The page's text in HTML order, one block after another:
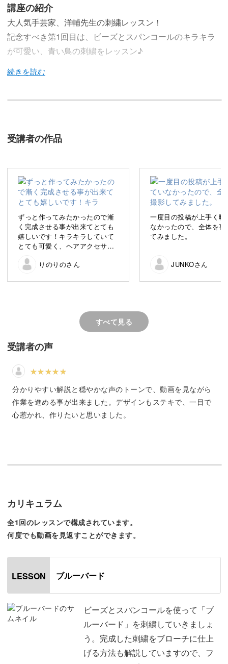
講座の紹介
大人気手芸家、洋輔先生の刺繍レッスン！
記念すべき第1回目は、ビーズとスパンコールのキラキラ
が可愛い、青い鳥の刺繍をレッスン♪
していきます♪
カラフルな動物や植物の刺繍で大人気の洋輔先生による、
楽しみながら刺繍ができるレッスン。
ビーズとスパンコールのキラキラ感が可愛い、青い鳥を刺
繍で作っていきましょう！
完成した刺繍をブローチに仕上げる方法も解説しています
ので、ファッションのポイントにすることができますよ。
◆図案を写すときのポイント
◆ビーズをライン上にさすテクニック
◆ビーズをきれいにさすコツ
◆スパンコールをさすときのポイント
ていますよ。
刺繍をする布を選ぶポイントやビーズをさすコツなど、洋
輔先生流の細かなコツもたっぷりお伝えしていきます。
繍の様子がとてもわかりやすくなっていますよ。
ビーズやスパンコールの種類や色の組み合わせ方によっ
て、同じ図案でも大きくイメージが変わりますので、自由
にアレンジしてみてくださいね♪
受講者の作品
ずっと作ってみたかったので漸
く完成させる事が出来てとても
嬉しいです！キラキラしていて
とても可愛く、ヘアアクセサリ
2wayのクリップ付きのピンを着
いなかったスパンコールの付け
ついつい埋めたくなり…結果的
にビーズが詰まってしまい、こ
んもり仕上げに(笑)(汗)次はもっ
と上手に刺せる様に頑張りたい
です。ビーズ刺繍の針と糸の推
奨サイズやおススメなどありま
したら教えて頂けると嬉しいで
りのりのさん
一度目の投稿が上手く映
なかったので、全体を再
てみました。
JUNKOさん
すべて見る
受講者の声
分かりやすい解説と穏やかな声のトーンで、動画を見ながら
作業を進める事が出来ました。デザインもステキで、一目で
心惹かれ、作りたいと思いました。
カリキュラム
全1回のレッスンで構成されています。
何度でも動画を見返すことができます。
LESSON ブルーバード
ビーズとスパンコールを使って「ブ
ルーバード」を刺繍していきましょ
う。完成した刺繍をブローチに仕上
げる方法も解説していますので、フ